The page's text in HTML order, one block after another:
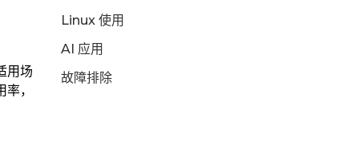
用场
，
Linux 使用
AI 应用
故障排除